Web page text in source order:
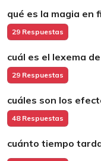
qué es la magia en
29 Respuestas
cuál es el lexema
29 Respuestas
cuáles son los
48 Respuestas
cuánto tiempo